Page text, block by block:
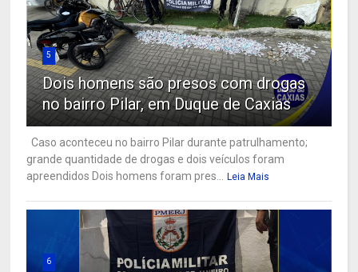
5
Dois homens são presos com drogas
no bairro Pilar, em Duque de Caxias
Caso aconteceu no bairro Pilar durante patrulhamento;
grande quantidade de drogas e dois veículos foram
apreendidos Dois homens foram pres... Leia Mais
6